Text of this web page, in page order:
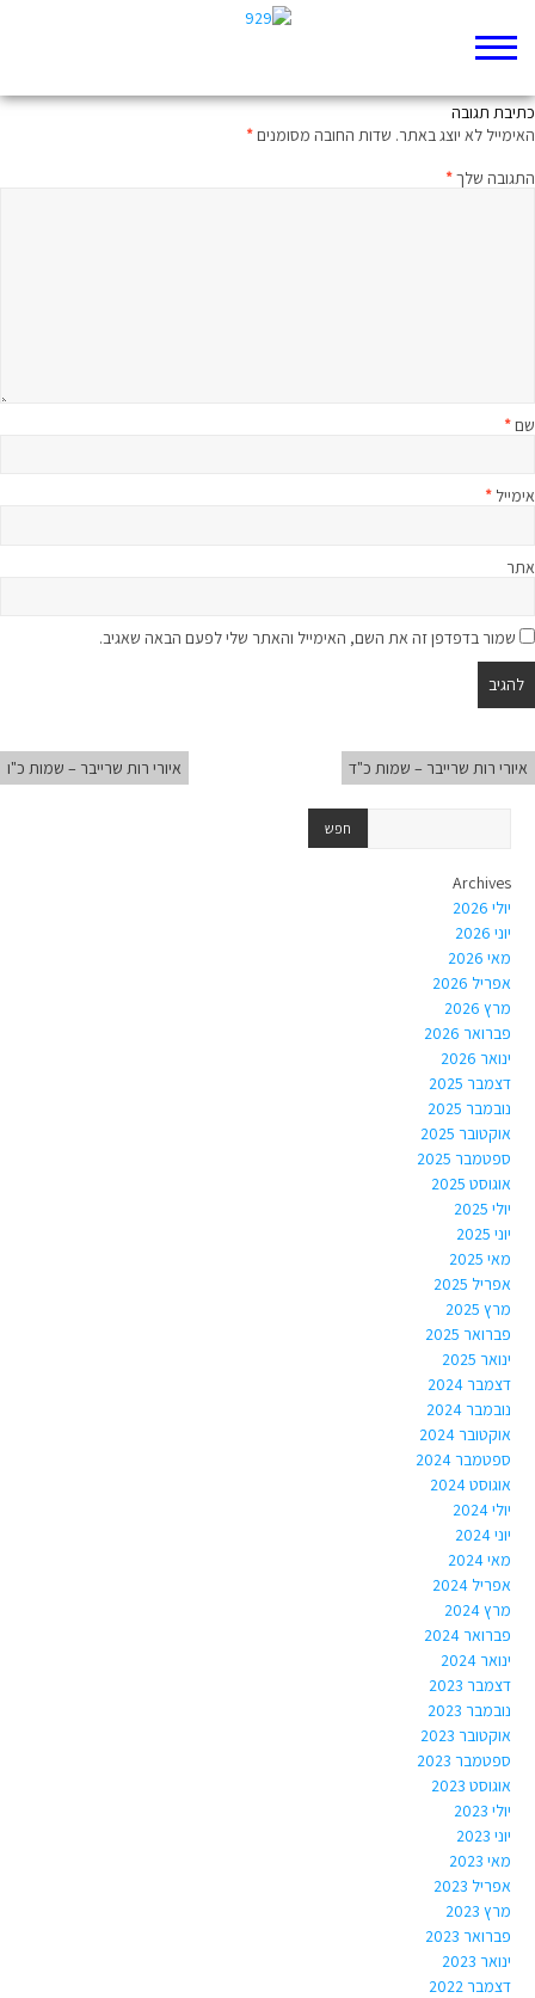
כתיבת תגובה
האימייל לא יוצג באתר. שדות החובה מסומנים*
התגובה שלך*
שם*
אימייל *
אתר
שמור בדפדפן זה את השם, האימייל והאתר שלי לפעם הבאה שאגיב.
איורי רות שרייבר – שמות כ"ד איורי רות שרייבר – שמות כ"ו
Archives
יולי 2026
יוני 2026
מאי 2026
אפריל 2026
מרץ 2026
פברואר 2026
ינואר 2026
דצמבר 2025
נובמבר 2025
אוקטובר 2025
ספטמבר 2025
אוגוסט 2025
יולי 2025
יוני 2025
מאי 2025
אפריל 2025
מרץ 2025
פברואר 2025
ינואר 2025
דצמבר 2024
נובמבר 2024
אוקטובר 2024
ספטמבר 2024
אוגוסט 2024
יולי 2024
יוני 2024
מאי 2024
אפריל 2024
מרץ 2024
פברואר 2024
ינואר 2024
דצמבר 2023
נובמבר 2023
אוקטובר 2023
ספטמבר 2023
אוגוסט 2023
יולי 2023
יוני 2023
מאי 2023
אפריל 2023
מרץ 2023
פברואר 2023
ינואר 2023
דצמבר 2022